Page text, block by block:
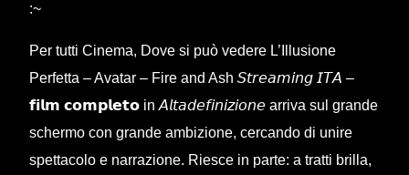
:~
Per tutti Cinema, Dove si può vedere L’Illusione
Perfetta – Avatar – Fire and Ash 𝘚𝘵𝘳𝘦𝘢𝘮𝘪𝘯𝘨 𝘐𝘛𝘈 –
𝗳𝗶𝗹𝗺 𝗰𝗼𝗺𝗽𝗹𝗲𝘁𝗼 in 𝘈𝘭𝘵𝘢𝘥𝘦𝘧𝘪𝘯𝘪𝘻𝘪𝘰𝘯𝘦 arriva sul grande
schermo con grande ambizione, cercando di unire
spettacolo e narrazione. Riesce in parte: a tratti brilla,